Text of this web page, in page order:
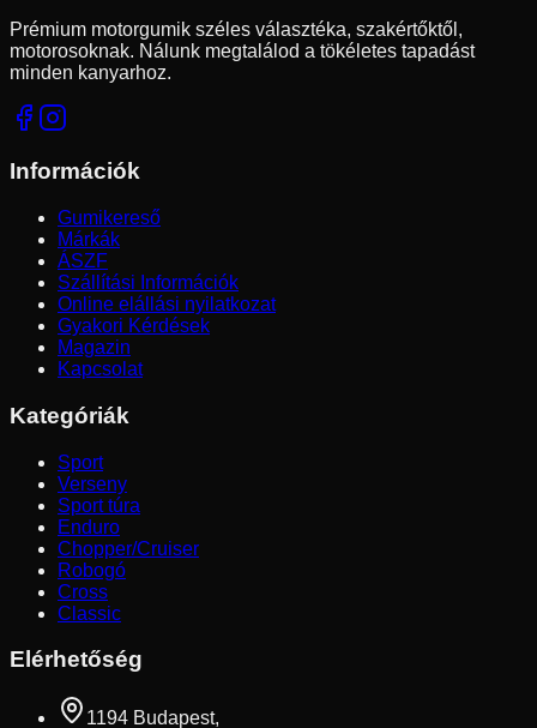
Prémium motorgumik széles választéka, szakértőktől,
motorosoknak. Nálunk megtalálod a tökéletes tapadást
minden kanyarhoz.
Információk
Gumikereső
Márkák
ÁSZF
Szállítási Információk
Online elállási nyilatkozat
Gyakori Kérdések
Magazin
Kapcsolat
Kategóriák
Sport
Verseny
Sport túra
Enduro
Chopper/Cruiser
Robogó
Cross
Classic
Elérhetőség
1194 Budapest,